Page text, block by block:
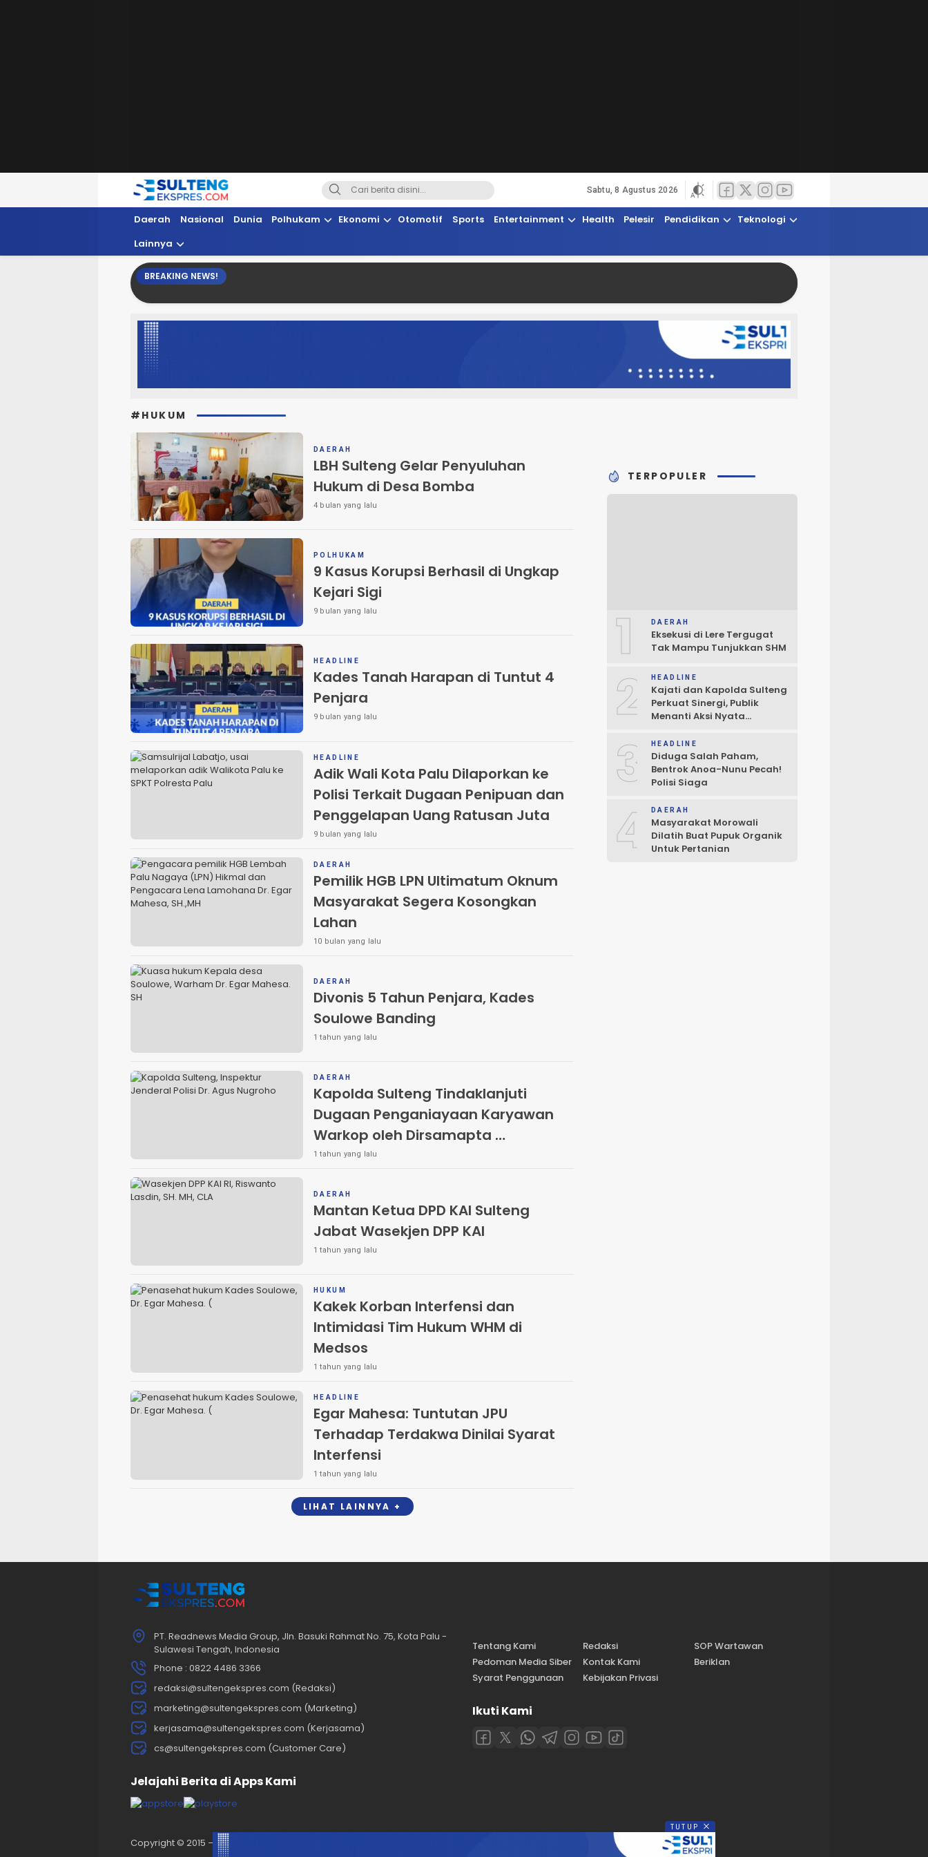
Sultengekspres.com
Berita Seputar Sulteng Hari Ini, Update Terkini, Suaranya Rakyat Sulteng
Sabtu, 8 Agustus 2026
Daerah Nasional Dunia Polhukam Ekonomi Otomotif Sports Entertainment Health Pelesir Pendidikan
Teknologi
Lainnya
BREAKING NEWS!
#HUKUM
DAERAH
LBH Sulteng Gelar Penyuluhan
Hukum di Desa Bomba
4 bulan yang lalu
POLHUKAM
9 Kasus Korupsi Berhasil di Ungkap
Kejari Sigi
9 bulan yang lalu
HEADLINE
Kades Tanah Harapan di Tuntut 4
Penjara
9 bulan yang lalu
HEADLINE
Adik Wali Kota Palu Dilaporkan ke
Polisi Terkait Dugaan Penipuan dan
Penggelapan Uang Ratusan Juta
9 bulan yang lalu
DAERAH
Pemilik HGB LPN Ultimatum Oknum
Masyarakat Segera Kosongkan
Lahan
10 bulan yang lalu
DAERAH
Divonis 5 Tahun Penjara, Kades
Soulowe Banding
1 tahun yang lalu
DAERAH
Kapolda Sulteng Tindaklanjuti
Dugaan Penganiayaan Karyawan
Warkop oleh Dirsamapta
Kombespol Richard B. Pakpahan Dipreiksa Propam
1 tahun yang lalu
DAERAH
Mantan Ketua DPD KAI Sulteng
Jabat Wasekjen DPP KAI
1 tahun yang lalu
HUKUM
Kakek Korban Interfensi dan
Intimidasi Tim Hukum WHM di
Medsos
1 tahun yang lalu
HEADLINE
Egar Mahesa: Tuntutan JPU
Terhadap Terdakwa Dinilai Syarat
Interfensi
1 tahun yang lalu
LIHAT LAINNYA +
TERPOPULER
1 DAERAH
Eksekusi di Lere Tergugat
Tak Mampu Tunjukkan SHM
2 HEADLINE
Kajati dan Kapolda Sulteng
Perkuat Sinergi, Publik
Menanti Aksi Nyata
3 HEADLINE
Diduga Salah Paham,
Bentrok Anoa-Nunu Pecah!
Polisi Siaga
4 DAERAH
Masyarakat Morowali
Dilatih Buat Pupuk Organik
Untuk Pertanian
PT. Readnews Media Group, Jln. Basuki Rahmat No. 75, Kota Palu -
Sulawesi Tengah, Indonesia
Phone : 0822 4486 3366
redaksi@sultengekspres.com (Redaksi)
marketing@sultengekspres.com (Marketing)
kerjasama@sultengekspres.com (Kerjasama)
cs@sultengekspres.com (Customer Care)
Jelajahi Berita di Apps Kami
Tentang Kami Redaksi
SOP Wartawan
Pedoman Media Siber
Kontak Kami
Beriklan
Syarat Penggunaan
Kebijakan Privasi
Ikuti Kami
Copyright © 2015 – 2025. Sultengekspres.com | All rights reserved.
TUTUP